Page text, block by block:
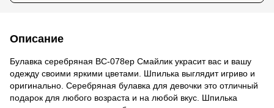
Описание
Булавка серебряная ВС-078ер Смайлик украсит вас и вашу
одежду своими яркими цветами. Шпилька выглядит игриво и
оригинально. Серебряная булавка для девочки это отличный
подарок для любого возраста и на любой вкус. Шпилька